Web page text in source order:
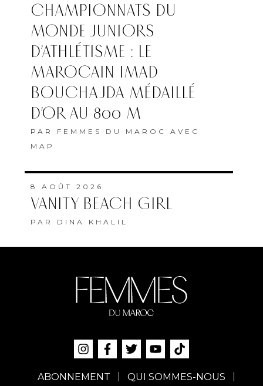
CHAMPIONNATS DU
MONDE JUNIORS
D’ATHLÉTISME : LE
MAROCAIN IMAD
BOUCHAJDA MÉDAILLÉ
D’OR AU 800 M
PAR FEMMES DU MAROC AVEC
MAP
8 AOÛT 2026
VANITY BEACH GIRL
PAR DINA KHALIL
ABONNEMENT QUI SOMMES-NOUS